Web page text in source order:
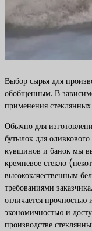
Выбор сырья для
обобщенным. В
применения
Обычно для
бутылок для
кувшинов и банок мы
кремневое стекло
высококачественным
требованиями
отличается прочностью
экономичностью и
производстве